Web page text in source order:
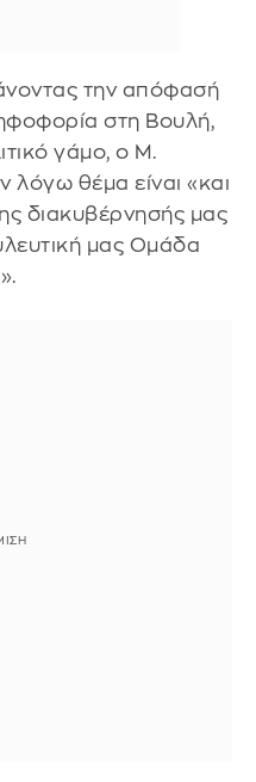
την απόφασή
στη Βουλή,
γάμο, ο Μ.
λόγω θέμα είναι «και
διακυβέρνησής μας
μας Ομάδα